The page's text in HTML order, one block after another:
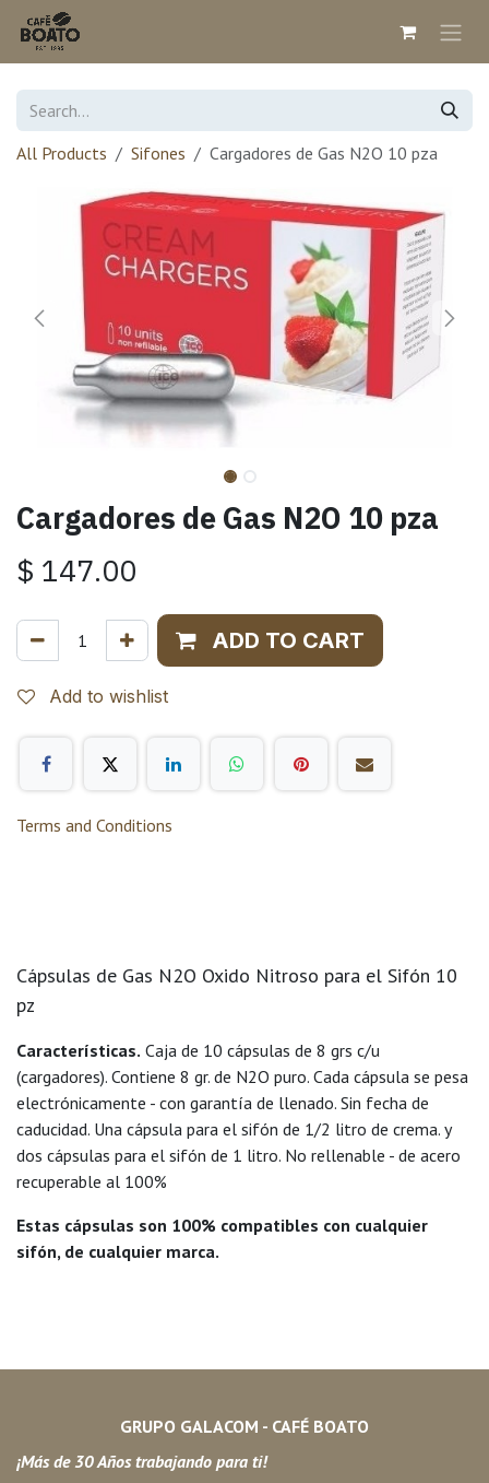
Skip to Content
All Products Sifones Cargadores de Gas N2O 10 pza
Cargadores de Gas N2O 10 pza
$ 147.00
ADD TO CART
Add to wishlist
Terms and Conditions
Cápsulas de Gas N2O Oxido Nitroso para el Sifón 10
pz
Características. Caja de 10 cápsulas de 8 grs c/u
(cargadores). Contiene 8 gr. de N2O puro. Cada cápsula se pesa
electrónicamente - con garantía de llenado. Sin fecha de
caducidad. Una cápsula para el sifón de 1/2 litro de crema. y
dos cápsulas para el sifón de 1 litro. No rellenable - de acero
recuperable al 100%
Estas cápsulas son 100% compatibles con cualquier
sifón, de cualquier marca.
GRUPO GALACOM - CAFÉ BOATO
¡Más de 30 Años trabajando para ti!